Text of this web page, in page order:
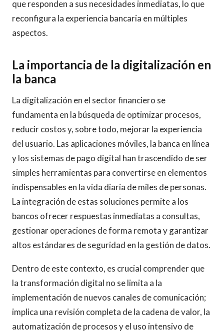
que responden a sus necesidades inmediatas, lo que
reconfigura la experiencia bancaria en múltiples
aspectos.
La importancia de la digitalización en
la banca
La digitalización en el sector financiero se
fundamenta en la búsqueda de optimizar procesos,
reducir costos y, sobre todo, mejorar la experiencia
del usuario. Las aplicaciones móviles, la banca en línea
y los sistemas de pago digital han trascendido de ser
simples herramientas para convertirse en elementos
indispensables en la vida diaria de miles de personas.
La integración de estas soluciones permite a los
bancos ofrecer respuestas inmediatas a consultas,
gestionar operaciones de forma remota y garantizar
altos estándares de seguridad en la gestión de datos.
Dentro de este contexto, es crucial comprender que
la transformación digital no se limita a la
implementación de nuevos canales de comunicación;
implica una revisión completa de la cadena de valor, la
automatización de procesos y el uso intensivo de